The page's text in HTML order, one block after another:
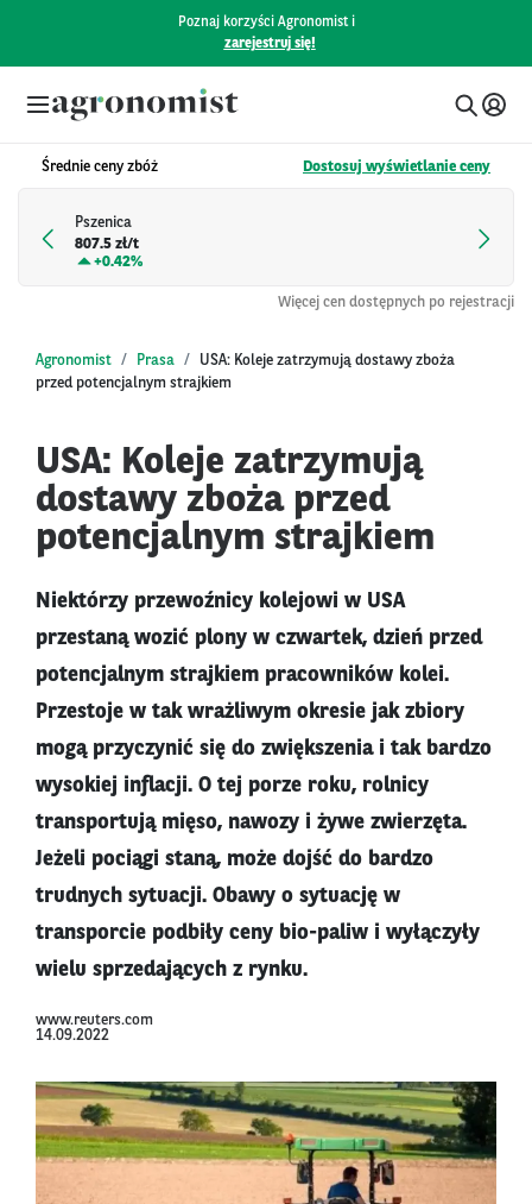
Poznaj korzyści Agronomist i
zarejestruj się!
Średnie ceny zbóż Dostosuj wyświetlanie ceny
Pszenica
807.5 zł/t
+0.42%
Więcej cen dostępnych po rejestracji
Agronomist Prasa
USA: Koleje zatrzymują dostawy zboża
przed potencjalnym strajkiem
USA: Koleje zatrzymują
dostawy zboża przed
potencjalnym strajkiem
Niektórzy przewoźnicy kolejowi w USA
przestaną wozić plony w czwartek, dzień przed
potencjalnym strajkiem pracowników kolei.
Przestoje w tak wrażliwym okresie jak zbiory
mogą przyczynić się do zwiększenia i tak bardzo
wysokiej inflacji. O tej porze roku, rolnicy
transportują mięso, nawozy i żywe zwierzęta.
Jeżeli pociągi staną, może dojść do bardzo
trudnych sytuacji. Obawy o sytuację w
transporcie podbiły ceny bio-paliw i wyłączyły
wielu sprzedających z rynku.
www.reuters.com
14.09.2022